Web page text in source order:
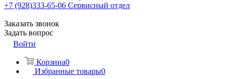
+7 (928)333-65-06 Сервисный отдел
Заказать звонок
Задать вопрос
Войти
Корзина0
Избранные товары0